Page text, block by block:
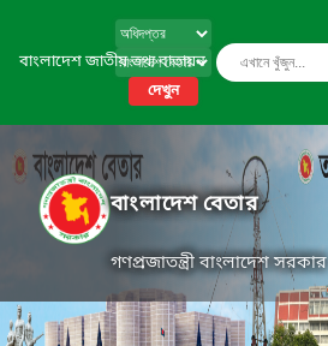
বাংলাদেশ জাতীয় তথ্য বাতায়ন
দেখুন
বাংলাদেশ বেতার
গণপ্রজাতন্ত্রী বাংলাদেশ সরকার